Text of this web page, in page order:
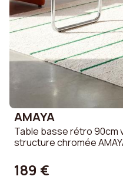
AMAYA
Table basse rétro 90cm
structure chromée
189 €